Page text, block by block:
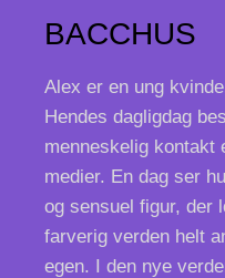
BACCHUS
Alex er en ung
Hendes dagligdag
menneskelig kontakt
medier. En dag ser
og sensuel figur, der
farverig verden helt
egen. I den nye